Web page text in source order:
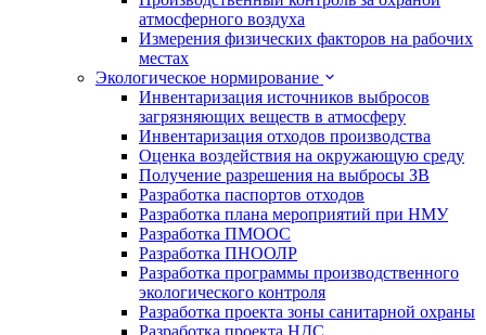
атмосферного воздуха
Измерения физических факторов на рабочих
местах
Экологическое нормирование
Инвентаризация источников выбросов
загрязняющих веществ в атмосферу
Инвентаризация отходов производства
Оценка воздействия на окружающую среду
Получение разрешения на выбросы ЗВ
Разработка паспортов отходов
Разработка плана мероприятий при НМУ
Разработка ПМООС
Разработка ПНООЛР
Разработка программы производственного
экологического контроля
Разработка проекта зоны санитарной охраны
Разработка проекта НДС